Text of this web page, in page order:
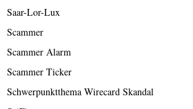
Saar-Lor-Lux
Scammer
Scammer Alarm
Scammer Ticker
Schwerpunktthema Wirecard Skandal